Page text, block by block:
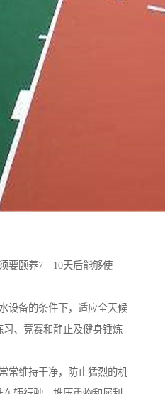
要颐养7－10天后能够使
设备的条件下，适应全天候
、竞赛和静止及健身锤炼
常维持干净，防止猛烈的机